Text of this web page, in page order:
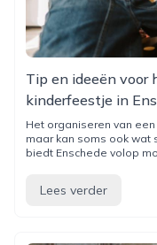
Tip en ideeën voor
kinderfeestje in
Het organiseren van
maar kan soms ook wat
biedt Enschede volop
Lees verder